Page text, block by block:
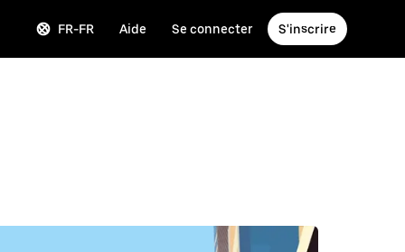
FR-FR Aide Se connecter S'inscrire